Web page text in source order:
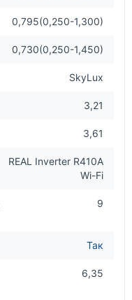
0,795(0,250-1,300)
0,730(0,250-1,450)
SkyLux
3,21
3,61
REAL Inverter R410A
Wi-Fi
9
Так
6,35